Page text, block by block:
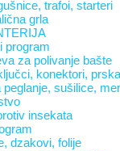
trafoi, starteri
grla
program
za polivanje bašte
konektori,
peglanje, sušilice,
insekata
dzakovi, folije